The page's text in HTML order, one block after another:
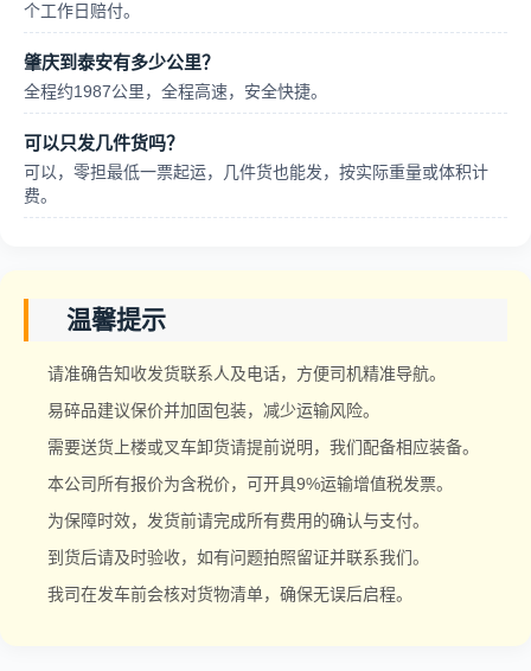
个工作日赔付。
肇庆到泰安有多少公里？
全程约1987公里，全程高速，安全快捷。
可以只发几件货吗？
可以，零担最低一票起运，几件货也能发，按实际重量或体积计
费。
温馨提示
请准确告知收发货联系人及电话，方便司机精准导航。
易碎品建议保价并加固包装，减少运输风险。
需要送货上楼或叉车卸货请提前说明，我们配备相应装备。
本公司所有报价为含税价，可开具9%运输增值税发票。
为保障时效，发货前请完成所有费用的确认与支付。
到货后请及时验收，如有问题拍照留证并联系我们。
我司在发车前会核对货物清单，确保无误后启程。